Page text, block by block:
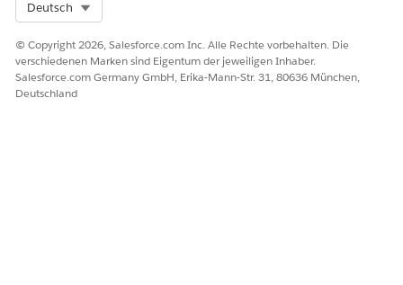
Deutsch
© Copyright 2026, Salesforce.com Inc. Alle Rechte vorbehalten. Die
verschiedenen Marken sind Eigentum der jeweiligen Inhaber.
Salesforce.com Germany GmbH, Erika-Mann-Str. 31, 80636 München,
Deutschland